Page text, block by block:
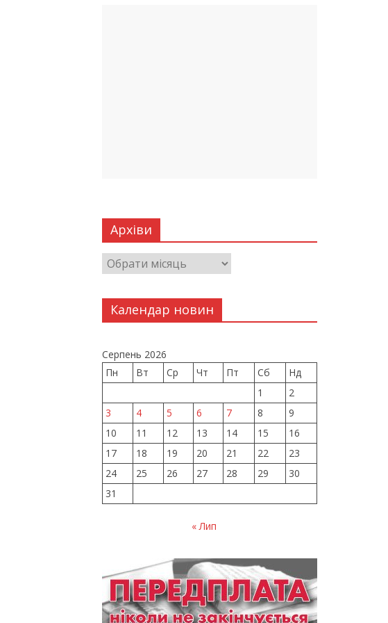
Архіви
Календар новин
Серпень 2026
Пн
Вт Ср Чт Пт Сб
Нд
1
2
3
4 5 6 7 8
9
10
11 12 13 14 15
16
17
18 19 20 21 22
23
24
25 26 27 28 29
30
31
« Лип